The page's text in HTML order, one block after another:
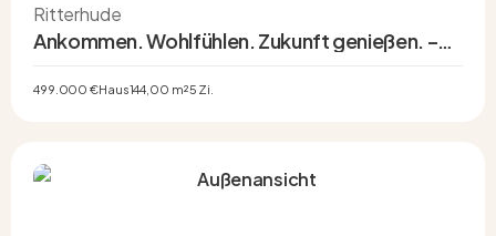
Ritterhude
Ankommen. Wohlfühlen. Zukunft genießen. –
Sonnenlage
499.000 €Haus144,00 m²5 Zi.